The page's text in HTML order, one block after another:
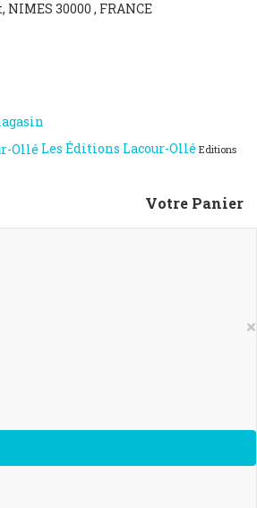
, NIMES 30000 , FRANCE
Les Éditions Lacour-Ollé Editions
Votre Panier
×